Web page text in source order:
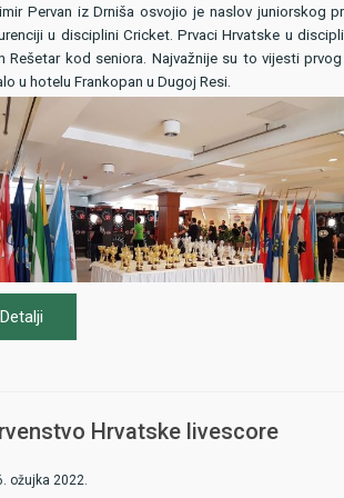
Pervan iz Drniša osvojio je naslov juniorskog
u disciplini Cricket. Prvaci Hrvatske u
Rešetar kod seniora. Najvažnije su to vijesti
u hotelu Frankopan u Dugoj Resi.
Detalji
Hrvatske livescore
ožujka 2022.